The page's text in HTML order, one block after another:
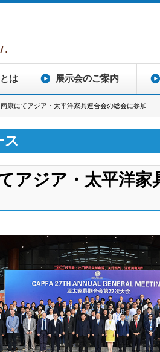
は 展示会のご案内
康にてアジア・太平洋家具連合会の総会に参加
ス
アジア・太平洋家